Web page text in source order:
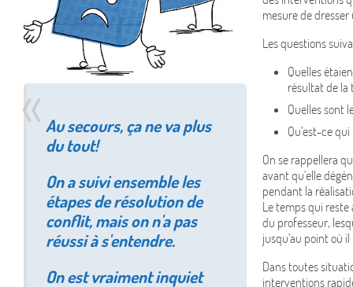
Au secours, ça ne va plus
du tout!
On a suivi ensemble les
étapes de résolution de
conflit, mais on n'a pas
réussi à s'entendre.
On est vraiment inquiet
mesure de
Les questions
Quelles
résultat de la
Quelles sont
Qu’est-ce
On se rappellera
avant qu'elle
pendant la
Le temps qui
du professeur,
jusqu’au point où
Dans toutes
interventions